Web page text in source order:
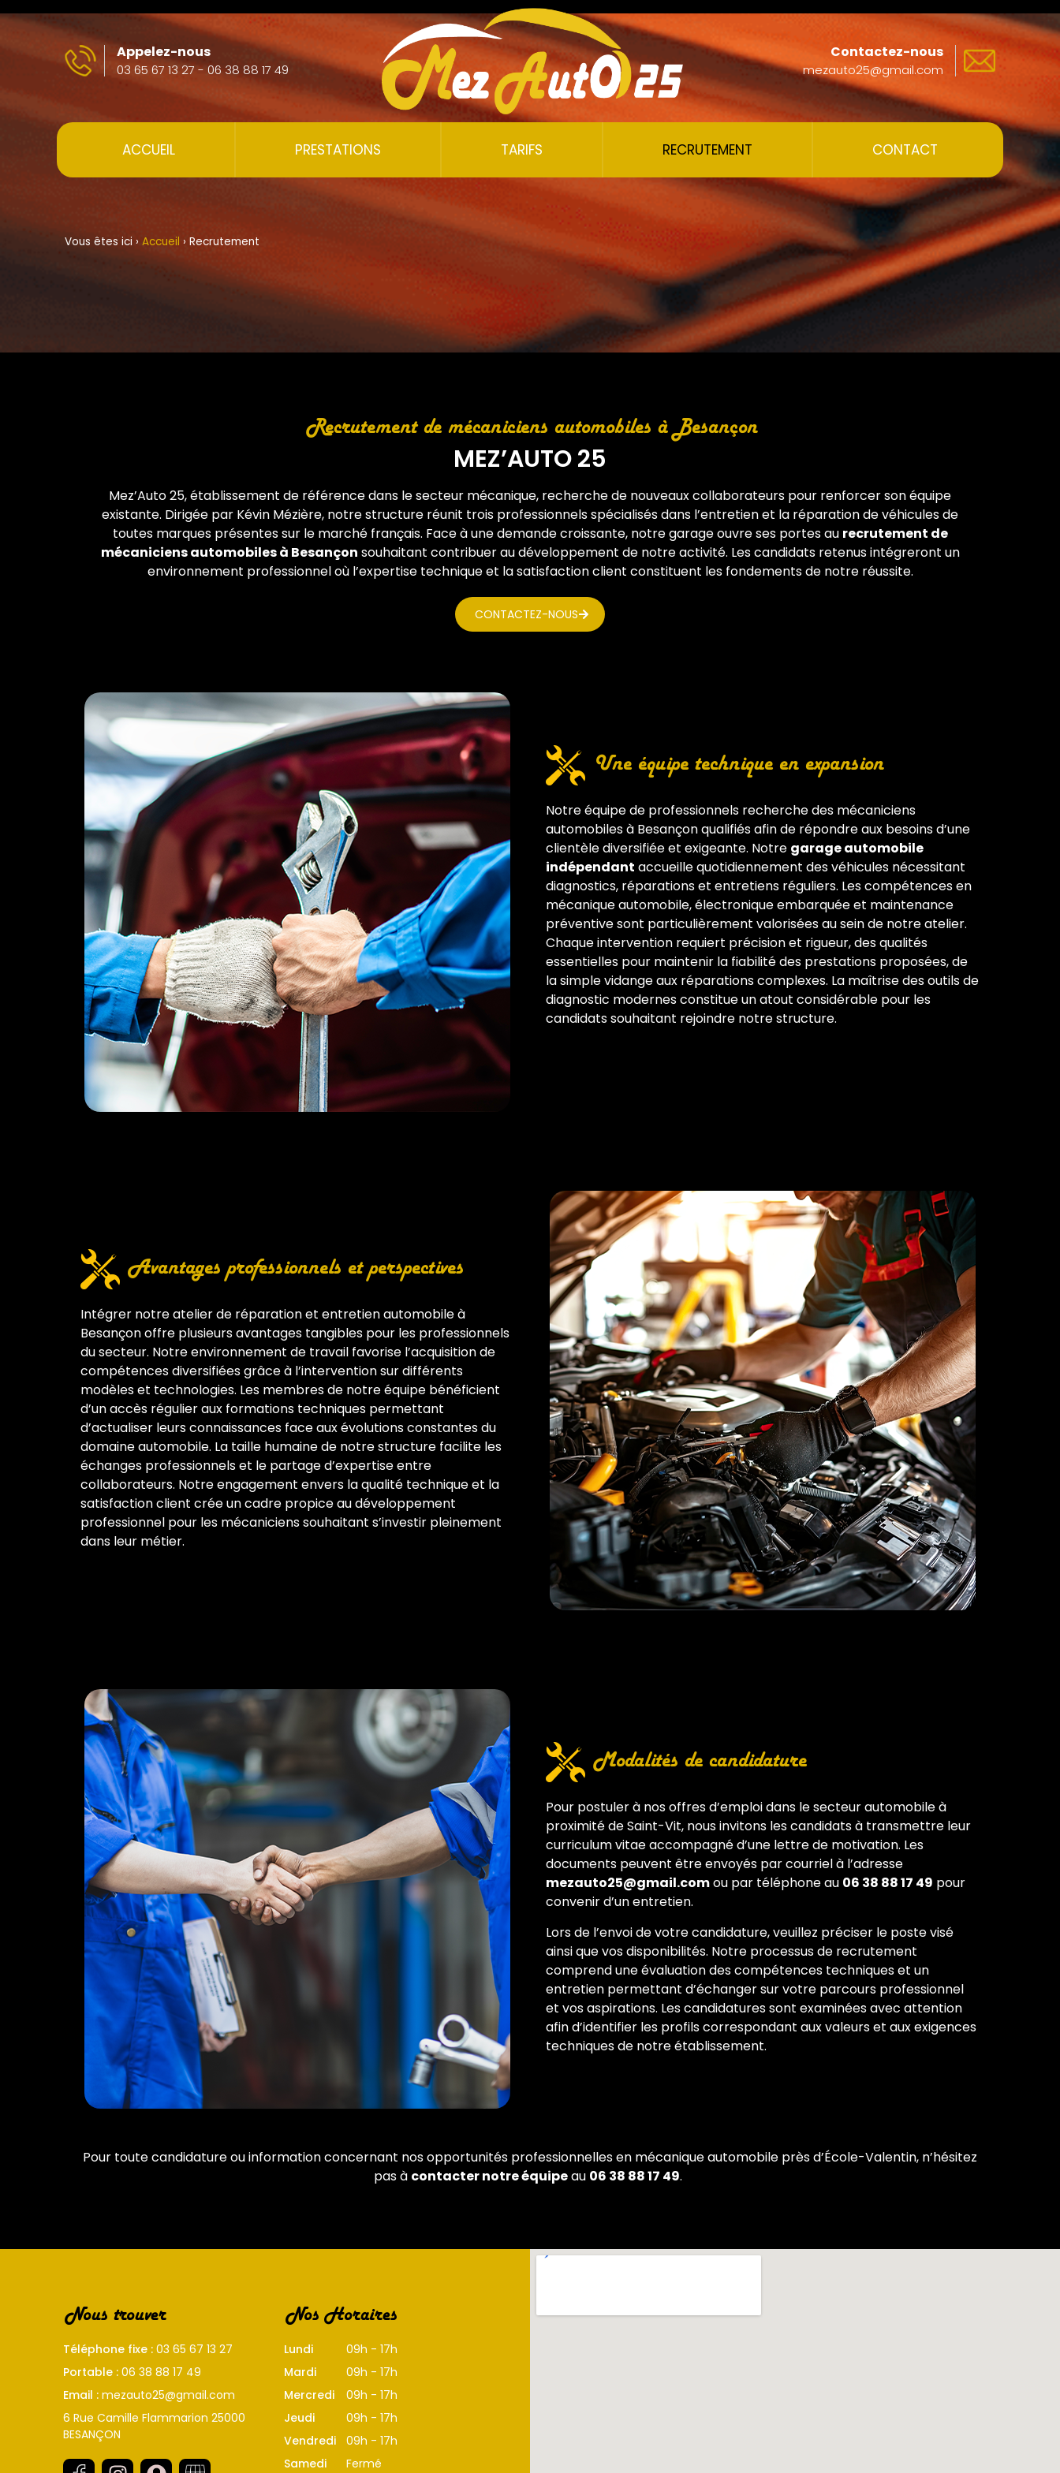
Appelez-nous
03 65 67 13 27-06 38 88 17 49
Contactez-nous
mezauto25@gmail.com
ACCUEIL PRESTATIONS TARIFS RECRUTEMENT CONTACT
Vous êtes ici › Accueil › Recrutement
Recrutement de mécaniciens automobiles à Besançon
MEZ’AUTO 25
Mez’Auto 25, établissement de référence dans le secteur mécanique, recherche de nouveaux collaborateurs pour renforcer son équipe
existante. Dirigée par Kévin Mézière, notre structure réunit trois professionnels spécialisés dans l’entretien et la réparation de véhicules de
toutes marques présentes sur le marché français. Face à une demande croissante, notre garage ouvre ses portes au recrutement de
mécaniciens automobiles à Besançon souhaitant contribuer au développement de notre activité. Les candidats retenus intégreront un
environnement professionnel où l’expertise technique et la satisfaction client constituent les fondements de notre réussite.
CONTACTEZ-NOUS
Une équipe technique en expansion
Notre équipe de professionnels recherche des mécaniciens
automobiles à Besançon qualifiés afin de répondre aux besoins d’une
clientèle diversifiée et exigeante. Notre garage automobile
indépendant accueille quotidiennement des véhicules nécessitant
diagnostics, réparations et entretiens réguliers. Les compétences en
mécanique automobile, électronique embarquée et maintenance
préventive sont particulièrement valorisées au sein de notre atelier.
Chaque intervention requiert précision et rigueur, des qualités
essentielles pour maintenir la fiabilité des prestations proposées, de
la simple vidange aux réparations complexes. La maîtrise des outils de
diagnostic modernes constitue un atout considérable pour les
candidats souhaitant rejoindre notre structure.
Avantages professionnels et perspectives
Intégrer notre atelier de réparation et entretien automobile à
Besançon offre plusieurs avantages tangibles pour les professionnels
du secteur. Notre environnement de travail favorise l’acquisition de
compétences diversifiées grâce à l’intervention sur différents
modèles et technologies. Les membres de notre équipe bénéficient
d’un accès régulier aux formations techniques permettant
d’actualiser leurs connaissances face aux évolutions constantes du
domaine automobile. La taille humaine de notre structure facilite les
échanges professionnels et le partage d’expertise entre
collaborateurs. Notre engagement envers la qualité technique et la
satisfaction client crée un cadre propice au développement
professionnel pour les mécaniciens souhaitant s’investir pleinement
dans leur métier.
Modalités de candidature
Pour postuler à nos offres d’emploi dans le secteur automobile à
proximité de Saint-Vit, nous invitons les candidats à transmettre leur
curriculum vitae accompagné d’une lettre de motivation. Les
documents peuvent être envoyés par courriel à l’adresse
mezauto25@gmail.comou par téléphone au 06 38 88 17 49 pour
convenir d’un entretien.
Lors de l’envoi de votre candidature, veuillez préciser le poste visé
ainsi que vos disponibilités. Notre processus de recrutement
comprend une évaluation descompétences techniqueset un
entretien permettant d’échanger sur votre parcours professionnel
et vos aspirations. Les candidatures sont examinées avec attention
afin d’identifier les profils correspondant aux valeurs et aux exigences
techniques de notre établissement.
Pour toute candidature ou information concernant nos opportunités professionnelles en mécanique automobile près d’École-Valentin, n’hésitez
pas à contacter notre équipeau 06 38 88 17 49.
Nous trouver
Téléphone fixe : 03 65 67 13 27
Portable : 06 38 88 17 49
Email : mezauto25@gmail.com
6 Rue Camille Flammarion 25000
BESANÇON
Nos Horaires
Lundi
Mardi
Mercredi
Jeudi
Vendredi
Samedi
09h - 17h
09h - 17h
09h - 17h
09h - 17h
09h - 17h
Fermé